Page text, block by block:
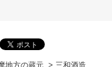
地方の蔵元 > 三和酒造